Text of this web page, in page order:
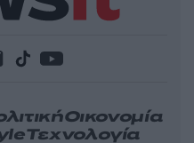
Οικονομία
Τεχνολογία